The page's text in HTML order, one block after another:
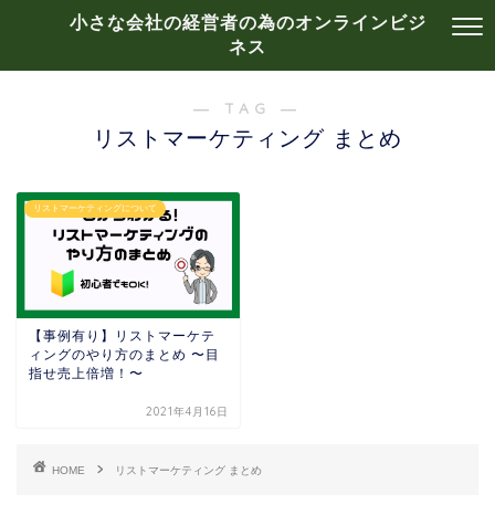
小さな会社の経営者の為のオンラインビジ
ネス
― TAG ―
リストマーケティング まとめ
リストマーケティングについて
【事例有り】リストマーケテ
ィングのやり方のまとめ 〜目
指せ売上倍増！〜
2021年4月16日
HOME リストマーケティング まとめ